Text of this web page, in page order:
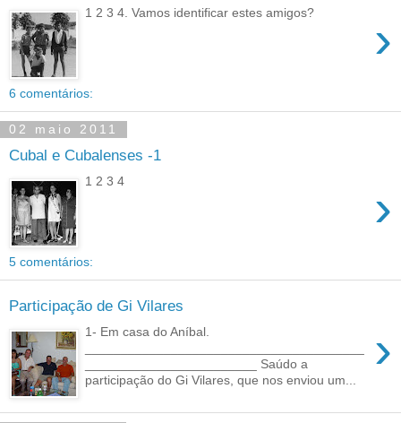
›
1 2 3 4. Vamos identificar estes amigos?
6 comentários:
02 maio 2011
Cubal e Cubalenses -1
›
1 2 3 4
5 comentários:
Participação de Gi Vilares
›
1- Em casa do Aníbal.
________________________ Saúdo a
participação do Gi Vilares, que nos enviou um...